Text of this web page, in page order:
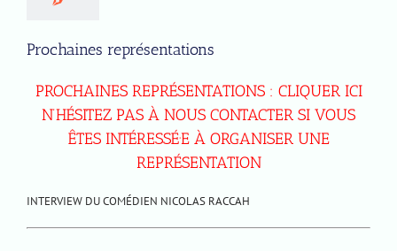
Prochaines représentations
PROCHAINES REPRÉSENTATIONS : CLIQUER ICI
N’HÉSITEZ PAS À NOUS CONTACTER SI VOUS
ÊTES INTÉRESSÉ·E À ORGANISER UNE
REPRÉSENTATION
INTERVIEW DU COMÉDIEN NICOLAS RACCAH